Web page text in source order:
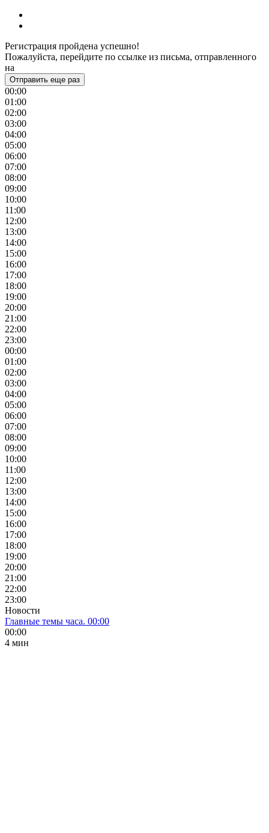
Регистрация пройдена успешно!
Пожалуйста, перейдите по ссылке из письма, отправленного
на
Отправить еще раз
00:00
01:00
02:00
03:00
04:00
05:00
06:00
07:00
08:00
09:00
10:00
11:00
12:00
13:00
14:00
15:00
16:00
17:00
18:00
19:00
20:00
21:00
22:00
23:00
00:00
01:00
02:00
03:00
04:00
05:00
06:00
07:00
08:00
09:00
10:00
11:00
12:00
13:00
14:00
15:00
16:00
17:00
18:00
19:00
20:00
21:00
22:00
23:00
Новости
Главные темы часа. 00:00
00:00
4 мин